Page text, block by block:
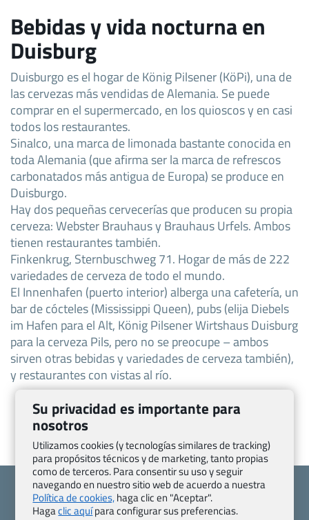
Bebidas y vida nocturna en
Duisburg
Duisburgo es el hogar de König Pilsener (KöPi), una de
las cervezas más vendidas de Alemania. Se puede
comprar en el supermercado, en los quioscos y en casi
todos los restaurantes.
Sinalco, una marca de limonada bastante conocida en
toda Alemania (que afirma ser la marca de refrescos
carbonatados más antigua de Europa) se produce en
Duisburgo.
Hay dos pequeñas cervecerías que producen su propia
cerveza: Webster Brauhaus y Brauhaus Urfels. Ambos
tienen restaurantes también.
Finkenkrug, Sternbuschweg 71. Hogar de más de 222
variedades de cerveza de todo el mundo.
El Innenhafen (puerto interior) alberga una cafetería, un
bar de cócteles (Mississippi Queen), pubs (elija Diebels
im Hafen para el Alt, König Pilsener Wirtshaus Duisburg
para la cerveza Pils, pero no se preocupe – ambos
sirven otras bebidas y variedades de cerveza también),
y restaurantes con vistas al río.
Su privacidad es importante para
nosotros
Utilizamos cookies (y tecnologías similares de tracking)
para propósitos técnicos y de marketing, tanto propias
como de terceros. Para consentir su uso y seguir
navegando en nuestro sitio web de acuerdo a nuestra
Política de cookies,haga clic en "Aceptar".
Hagaclic aquípara configurar sus preferencias.